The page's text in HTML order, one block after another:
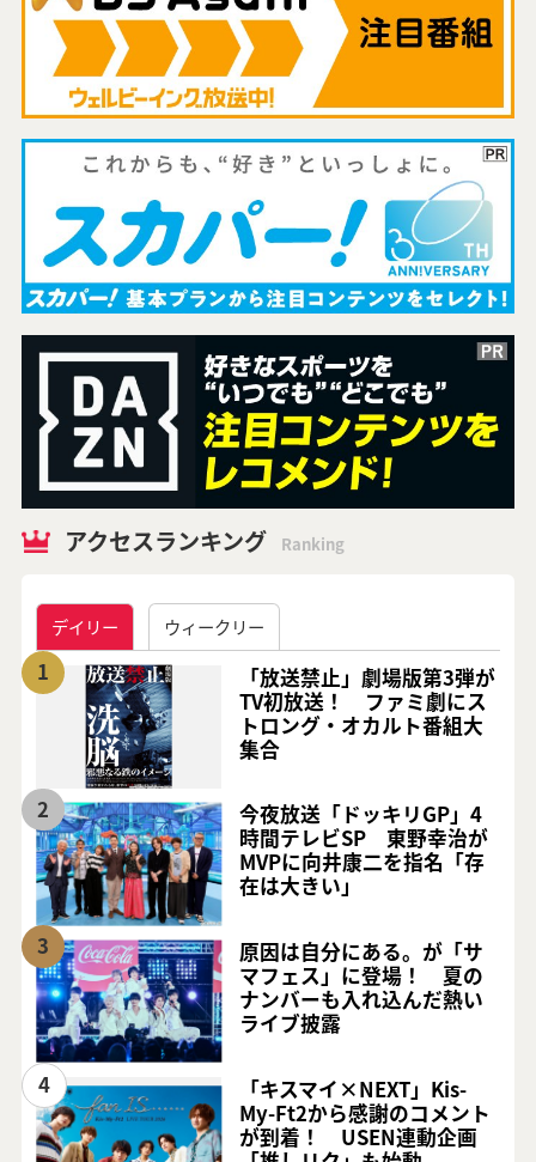
アクセスランキング Ranking
デイリー ウィークリー
1
「放送禁止」劇場版第3弾が
TV初放送！ ファミ劇にス
トロング・オカルト番組大
集合
2
今夜放送「ドッキリGP」4
時間テレビSP 東野幸治が
MVPに向井康二を指名「存
在は大きい」
3
原因は自分にある。が「サ
マフェス」に登場！ 夏の
ナンバーも入れ込んだ熱い
ライブ披露
4
「キスマイ×NEXT」Kis-
My-Ft2から感謝のコメント
が到着！ USEN連動企画